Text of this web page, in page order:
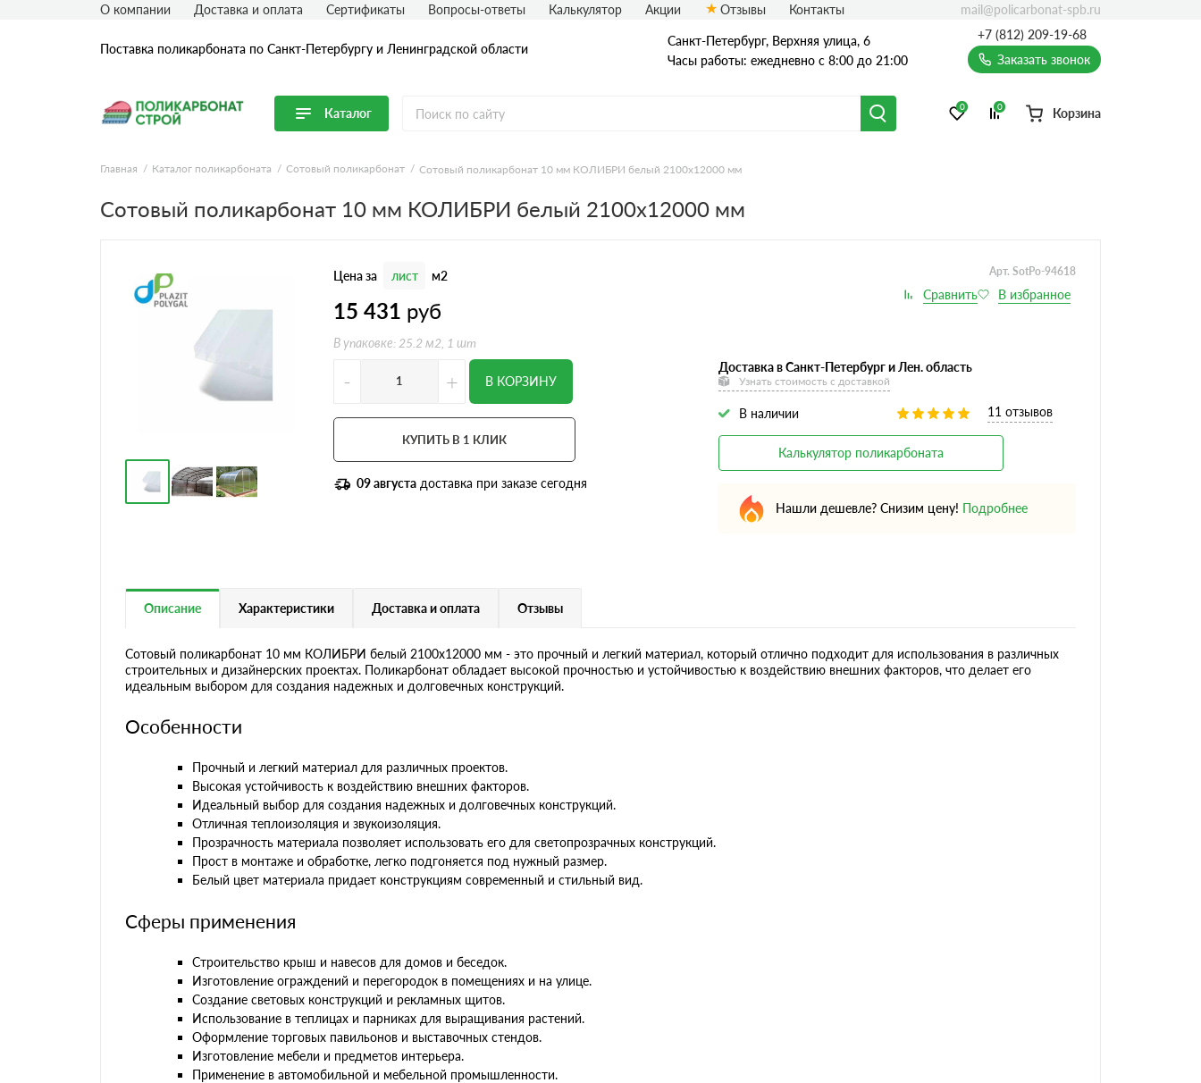
Поставка поликарбоната по Санкт-Петербургу и Ленинградской области
Санкт-Петербург, Верхняя улица, 6
Часы работы: ежедневно с 8:00 до 21:00
+7 (812) 209-19-68
Заказать звонок
Каталог
Перейти в каталог
Продуктовые линейки
Профилированный поликарбонат
Комплектующие для поликарбоната
0 0 Корзина
О компании Доставка и оплата Сертификаты Вопросы-ответы Калькулятор Акции Отзывы Контакты mail@policarbonat-spb.ru
Главная Каталог поликарбоната Сотовый поликарбонат Сотовый поликарбонат 10 мм КОЛИБРИ белый 2100х12000 мм
Сотовый поликарбонат 10 мм КОЛИБРИ белый 2100х12000 мм
Цена за лист м2
15 431 руб
В упаковке: 25.2 м2, 1 шт
Арт. SotPo-94618
- + В КОРЗИНУ
КУПИТЬ В 1 КЛИК
09 августа доставка при заказе сегодня
Доставка в Санкт-Петербург и Лен. область
Узнать стоимость с доставкой
В наличии 11 отзывов
Калькулятор поликарбоната
Нашли дешевле? Снизим цену! Подробнее
Описание Характеристики Доставка и оплата Отзывы
Сотовый поликарбонат 10 мм КОЛИБРИ белый 2100х12000 мм - это прочный и легкий материал, который отлично подходит для использования в различных
строительных и дизайнерских проектах. Поликарбонат обладает высокой прочностью и устойчивостью к воздействию внешних факторов, что делает его
идеальным выбором для создания надежных и долговечных конструкций.
Особенности
Прочный и легкий материал для различных проектов.
Высокая устойчивость к воздействию внешних факторов.
Идеальный выбор для создания надежных и долговечных конструкций.
Отличная теплоизоляция и звукоизоляция.
Прозрачность материала позволяет использовать его для светопрозрачных конструкций.
Прост в монтаже и обработке, легко подгоняется под нужный размер.
Белый цвет материала придает конструкциям современный и стильный вид.
Сферы применения
Строительство крыш и навесов для домов и беседок.
Изготовление ограждений и перегородок в помещениях и на улице.
Создание световых конструкций и рекламных щитов.
Использование в теплицах и парниках для выращивания растений.
Оформление торговых павильонов и выставочных стендов.
Изготовление мебели и предметов интерьера.
Применение в автомобильной и мебельной промышленности.